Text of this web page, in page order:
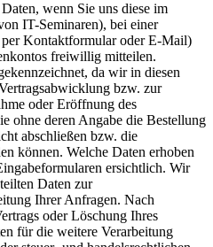
wenn Sie uns diese im
IT-Seminaren), bei einer
Kontaktformular oder E-Mail)
freiwillig mitteilen.
da wir in diesen
bzw. zur
oder Eröffnung des
ohne deren Angabe die Bestellung
abschließen bzw. die
können. Welche Daten erhoben
ersichtlich. Wir
Daten zur
Ihrer Anfragen. Nach
oder Löschung Ihres
für die weitere Verarbeitung